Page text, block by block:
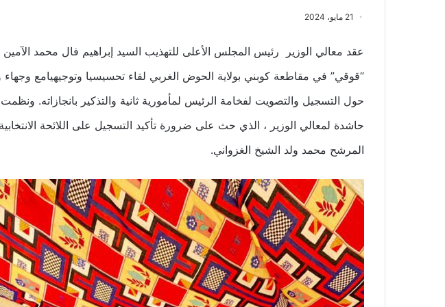
21 مايو، 2024
عقد معالي الوزير رئيس المجلس الأعلى للتهذيب السيد إبراهيم فال محمد الآمين
حول التسجيل والتصويت لفخامة الرئيس لمأمورية ثانية والتذكير بانجازاته.
حاشدة لمعالي الوزير ، الذي حث على ضرورة تأكيد التسجيل على اللائحة
المرشح محمد ولد الشيخ الغزواني.